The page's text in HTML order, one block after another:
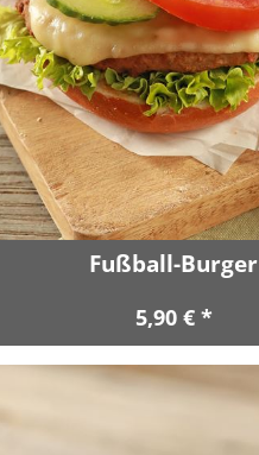
Fußball-Burger
5,90 € *